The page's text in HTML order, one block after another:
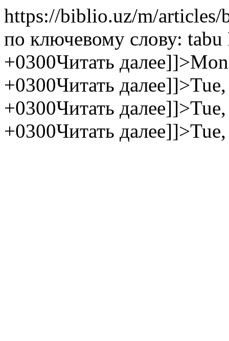
https://biblio.uz/m/articles/
по ключевому слову: tabu
+0300Читать далее]]>
+0300Читать далее]]>
+0300Читать далее]]>
+0300Читать далее]]>